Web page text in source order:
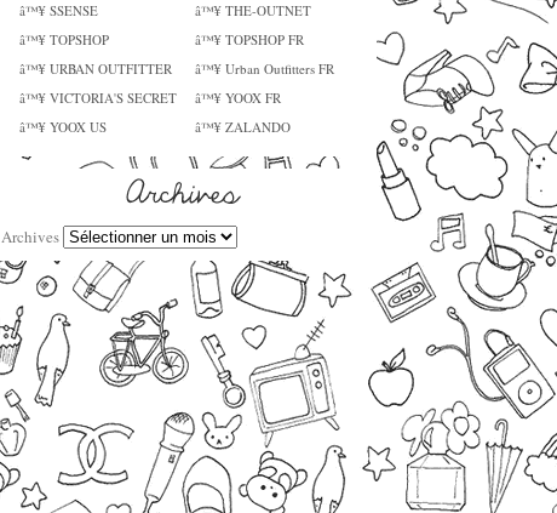
â™¥ SSENSE
â™¥ THE-OUTNET
â™¥ TOPSHOP
â™¥ TOPSHOP FR
â™¥ URBAN OUTFITTER
â™¥ Urban Outfitters FR
â™¥ VICTORIA'S SECRET
â™¥ YOOX FR
â™¥ YOOX US
â™¥ ZALANDO
Archives